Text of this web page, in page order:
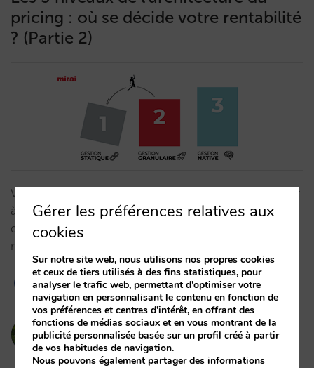
pricing : où se décide votre rentabilité
? (Partie 2)
Votre technologie limite-t-elle votre GOP ? Apprenez
à utiliser l'arbitrage de marges et les suppléments
dynamiques pour surmonter la rigidité des OTA et
maximiser votre rentabilité nette.…
victorcabrera
19/02/2026
Gérer les préférences relatives aux
cookies
Sur notre site web, nous utilisons nos propres cookies
et ceux de tiers utilisés à des fins statistiques, pour
analyser le trafic web, permettant d'optimiser votre
navigation en personnalisant le contenu en fonction de
vos préférences et centres d'intérêt, en offrant des
fonctions de médias sociaux et en vous montrant de la
publicité personnalisée basée sur un profil créé à partir
de vos habitudes de navigation.
Nous pouvons également partager des informations